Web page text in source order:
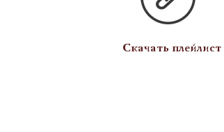
Скачать плейлист